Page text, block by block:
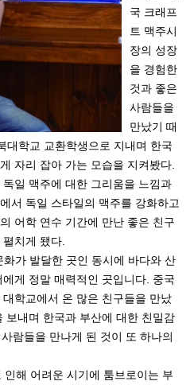
국 크래프
트 맥주시
장의 성장
을 경험한
것과 좋은
사람들을
만났기 때
대학교 교환학생으로 지내며 한국
자리 잡아 가는 모습을 지켜봤다.
일 맥주에 대한 그리움을 느낌과
서 독일 스타일의 맥주를 강화하고
어학 연수 기간에 만난 좋은 친구
치게 됐다.
가 발달한 곳인 동시에 바다와 산
게 정말 매력적인 곳입니다. 중국
학교에서 온 많은 친구들을 만났
보내며 한국과 부산에 대한 친밀감
람들을 만나게 된 것이 또 하나의
해 어려운 시기에 툼브로이는 부